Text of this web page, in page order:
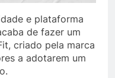
e plataforma
de fazer um
criado pela marca
a adotarem um